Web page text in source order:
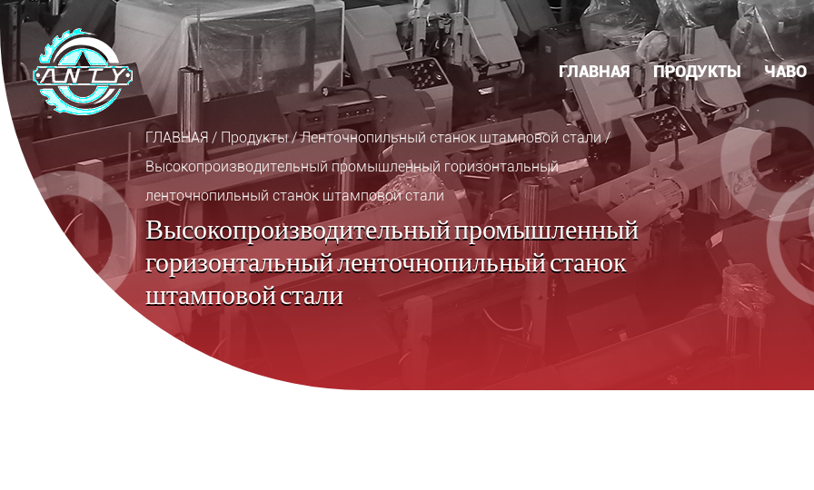
ГЛАВНАЯ ПРОДУКТЫ ЧАВО
ГЛАВНАЯ / Продукты/Ленточнопильный станок штамповой стали/
Высокопроизводительный промышленный горизонтальный
ленточнопильный станок штамповой стали
Высокопроизводительный промышленный
горизонтальный ленточнопильный станок
штамповой стали